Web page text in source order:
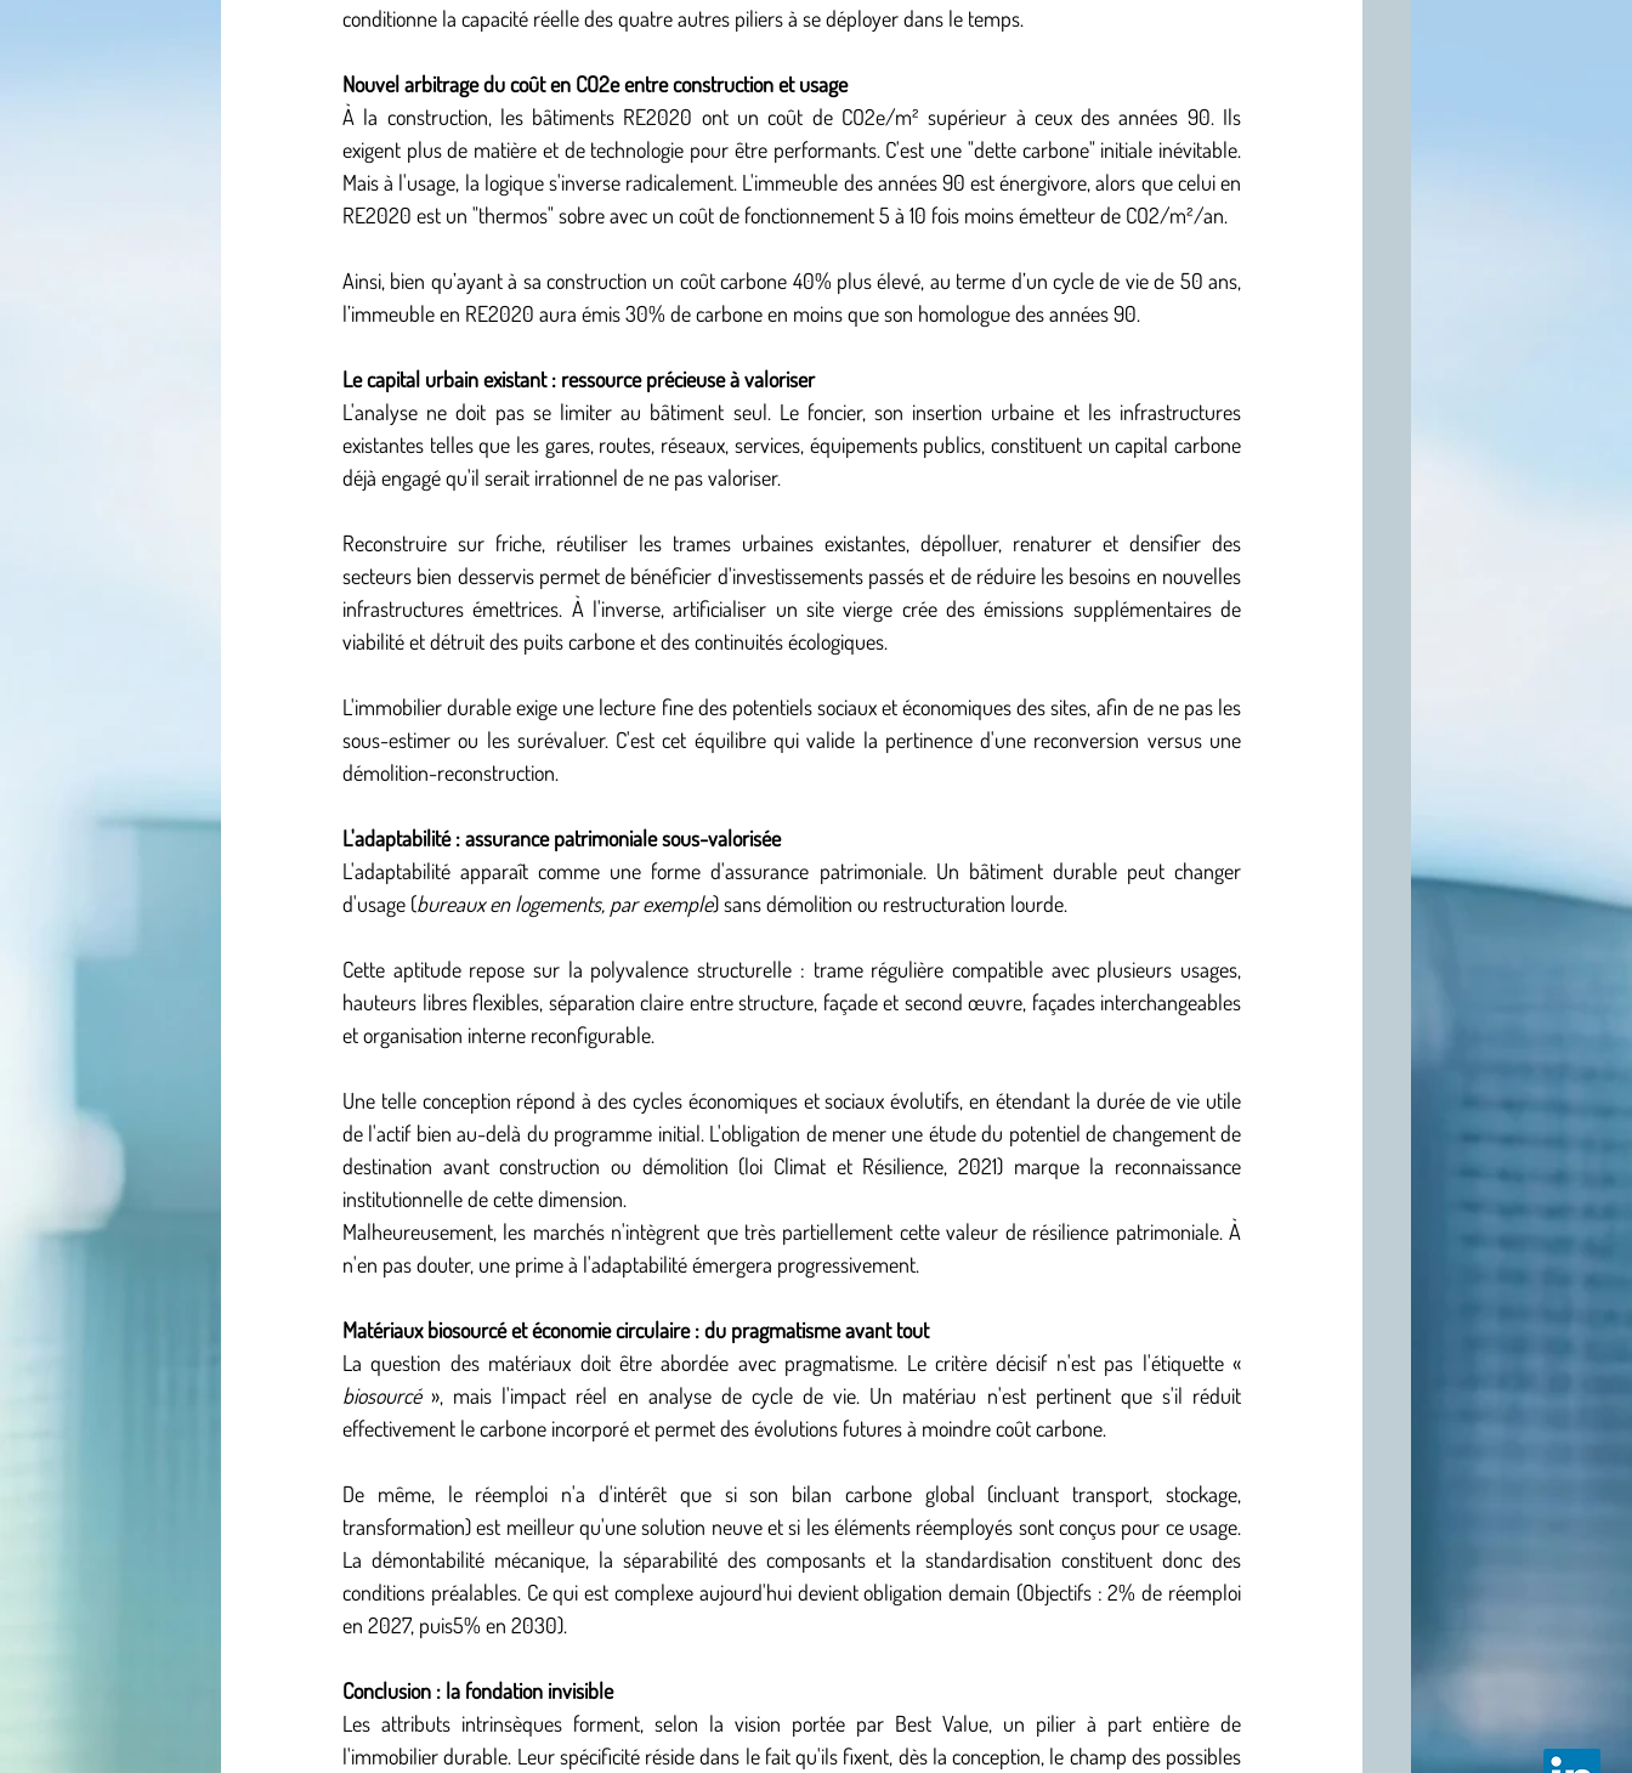
conditionne la capacité réelle des quatre autres piliers à se déployer dans le temps.
Nouvel arbitrage du coût en CO2e entre construction et usage
À la construction, les bâtiments RE2020 ont un coût de CO2e/m² supérieur à ceux des années 90. Ils
exigent plus de matière et de technologie pour être performants. C'est une "dette carbone" initiale inévitable.
Mais à l'usage, la logique s'inverse radicalement. L'immeuble des années 90 est énergivore, alors que celui en
RE2020 est un "thermos" sobre avec un coût de fonctionnement 5 à 10 fois moins émetteur de CO2/m²/an.
Ainsi, bien qu’ayant à sa construction un coût carbone 40% plus élevé, au terme d’un cycle de vie de 50 ans,
l’immeuble en RE2020 aura émis 30% de carbone en moins que son homologue des années 90.
Le capital urbain existant : ressource précieuse à valoriser
L'analyse ne doit pas se limiter au bâtiment seul. Le foncier, son insertion urbaine et les infrastructures
existantes telles que les gares, routes, réseaux, services, équipements publics, constituent un capital carbone
déjà engagé qu'il serait irrationnel de ne pas valoriser.
Reconstruire sur friche, réutiliser les trames urbaines existantes, dépolluer, renaturer et densifier des
secteurs bien desservis permet de bénéficier d'investissements passés et de réduire les besoins en nouvelles
infrastructures émettrices. À l'inverse, artificialiser un site vierge crée des émissions supplémentaires de
viabilité et détruit des puits carbone et des continuités écologiques.
L'immobilier durable exige une lecture fine des potentiels sociaux et économiques des sites, afin de ne pas les
sous-estimer ou les surévaluer. C'est cet équilibre qui valide la pertinence d'une reconversion versus une
démolition-reconstruction.
L'adaptabilité : assurance patrimoniale sous-valorisée
L'adaptabilité apparaît comme une forme d'assurance patrimoniale. Un bâtiment durable peut changer
d'usage (bureaux en logements, par exemple) sans démolition ou restructuration lourde.
Cette aptitude repose sur la polyvalence structurelle : trame régulière compatible avec plusieurs usages,
hauteurs libres flexibles, séparation claire entre structure, façade et second œuvre, façades interchangeables
et organisation interne reconfigurable.
Une telle conception répond à des cycles économiques et sociaux évolutifs, en étendant la durée de vie utile
de l'actif bien au-delà du programme initial. L'obligation de mener une étude du potentiel de changement de
destination avant construction ou démolition (loi Climat et Résilience, 2021) marque la reconnaissance
institutionnelle de cette dimension.
Malheureusement, les marchés n'intègrent que très partiellement cette valeur de résilience patrimoniale. À
n'en pas douter, une prime à l'adaptabilité émergera progressivement.
Matériaux biosourcé et économie circulaire : du pragmatisme avant tout
biosourcé », mais l'impact réel en analyse de cycle de vie. Un matériau n'est pertinent que s'il réduit
effectivement le carbone incorporé et permet des évolutions futures à moindre coût carbone.
De même, le réemploi n'a d'intérêt que si son bilan carbone global (incluant transport, stockage,
transformation) est meilleur qu'une solution neuve et si les éléments réemployés sont conçus pour ce usage.
La démontabilité mécanique, la séparabilité des composants et la standardisation constituent donc des
conditions préalables. Ce qui est complexe aujourd'hui devient obligation demain (Objectifs : 2% de réemploi
en 2027, puis5% en 2030).
Conclusion : la fondation invisible
Les attributs intrinsèques forment, selon la vision portée par Best Value, un pilier à part entière de
l'immobilier durable. Leur spécificité réside dans le fait qu'ils fixent, dès la conception, le champ des possibles